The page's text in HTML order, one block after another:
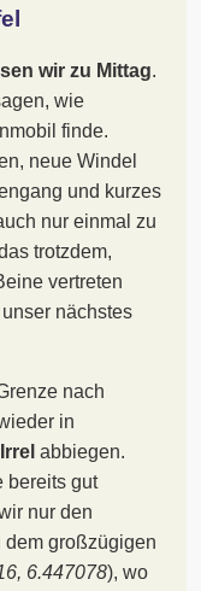
wir zu Mittag.
wie
finde.
neue Windel
und kurzes
nur einmal zu
trotzdem,
vertreten
nächstes
nach
in
abbiegen.
bereits gut
nur den
dem großzügigen
6.447078), wo